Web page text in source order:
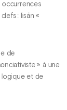
occurrences
: lisān «
de
» à une
logique et de